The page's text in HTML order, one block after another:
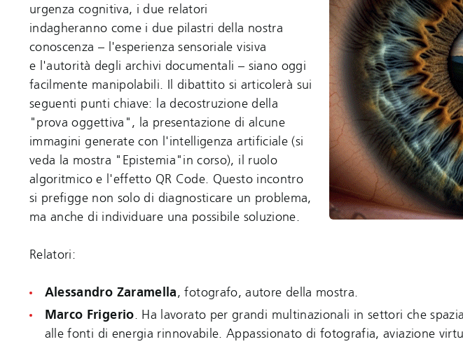
urgenza cognitiva, i due relatori
indagheranno come i due pilastri della nostra
conoscenza – l'esperienza sensoriale visiva
e l'autorità degli archivi documentali – siano oggi
facilmente manipolabili. Il dibattito si articolerà sui
seguenti punti chiave: la decostruzione della
"prova oggettiva", la presentazione di alcune
immagini generate con l'intelligenza artificiale (si
veda la mostra "Epistemia"in corso), il ruolo
algoritmico e l'effetto QR Code. Questo incontro
si prefigge non solo di diagnosticare un problema,
ma anche di individuare una possibile soluzione.
Relatori:
Alessandro Zaramella, fotografo, autore della mostra.
Marco Frigerio. Ha lavorato per grandi multinazionali in settori che
alle fonti di energia rinnovabile. Appassionato di fotografia, aviazione